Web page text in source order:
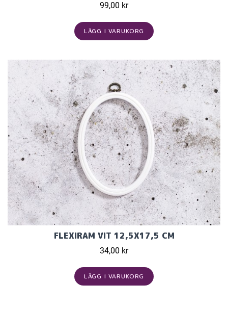
99,00 kr
LÄGG I VARUKORG
FLEXIRAM VIT 12,5X17,5 CM
34,00 kr
LÄGG I VARUKORG